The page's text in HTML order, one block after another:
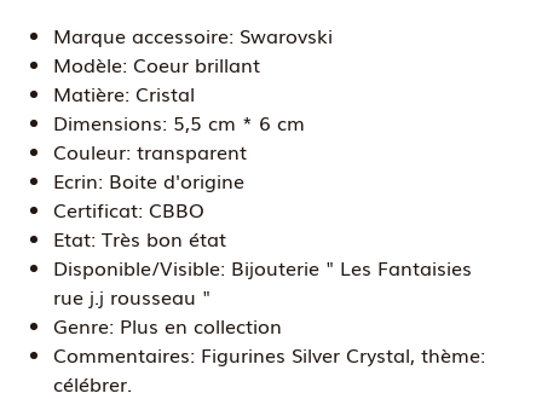
Marque accessoire: Swarovski
Modèle: Coeur brillant
Matière: Cristal
Dimensions: 5,5 cm * 6 cm
Couleur: transparent
Ecrin: Boite d'origine
Certificat: CBBO
Etat: Très bon état
Disponible/Visible: Bijouterie " Les Fantaisies
rue j.j rousseau "
Genre: Plus en collection
Commentaires: Figurines Silver Crystal, thème:
célébrer.